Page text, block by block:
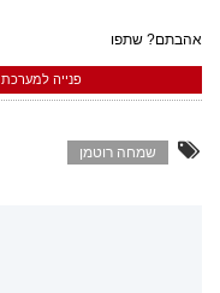
אהבתם? שתפו
פנייה למערכת
שמחה רוטמן